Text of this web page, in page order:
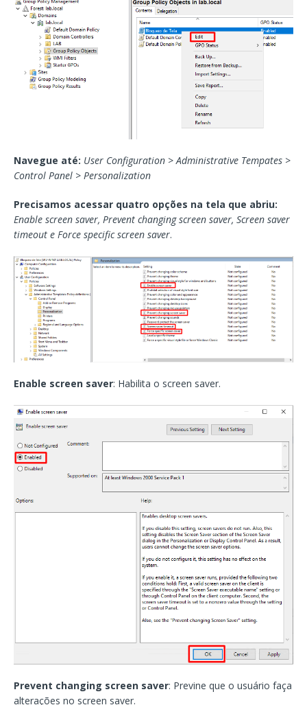
Navegue até: User Configuration > Administrative Tempates >
Control Panel > Personalization
Precisamos acessar quatro opções na tela que abriu:
Enable screen saver, Prevent changing screen saver, Screen saver
timeout e Force specific screen saver.
Enable screen saver: Habilita o screen saver.
Prevent changing screen saver: Previne que o usuário faça
alterações no screen saver.